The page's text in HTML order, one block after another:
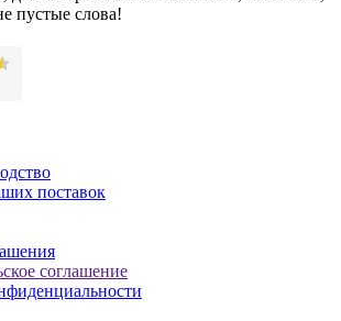
пустые слова!
поставок
соглашение